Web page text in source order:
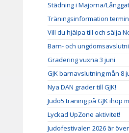
Städning i Majorna/
Träningsinformation
Vill du hjälpa till och sälja
Barn- och
Gradering vuxna 3 juni
GJK barnavslutning mån 8
Nya DAN grader till GJK!
Judo5 träning på GJK ihop
Lyckad UpZone aktivitet!
Judofestivalen 2026 är över